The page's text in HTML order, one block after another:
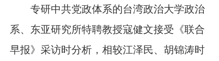
专研中共党政体系的台湾政治大学政治
系、东亚研究所特聘教授寇健文接受《联合
早报》采访时分析，相较江泽民、胡锦涛时